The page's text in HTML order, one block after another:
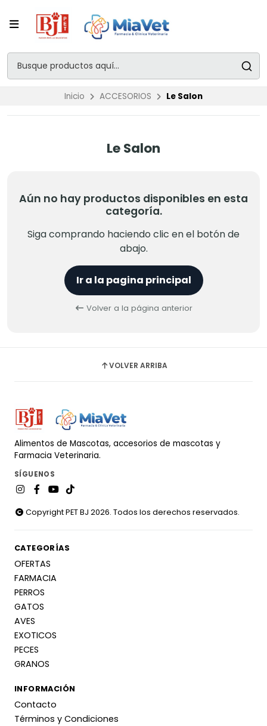
Inicio ACCESORIOS Le Salon
Le Salon
Aún no hay productos disponibles en esta
categoría.
Siga comprando haciendo clic en el botón de
abajo.
Ir a la pagina principal
Volver a la página anterior
VOLVER ARRIBA
Alimentos de Mascotas, accesorios de mascotas y
Farmacia Veterinaria.
SÍGUENOS
Copyright PET BJ 2026. Todos los derechos reservados.
CATEGORÍAS
OFERTAS
FARMACIA
PERROS
GATOS
AVES
EXOTICOS
PECES
GRANOS
INFORMACIÓN
Contacto
Términos y Condiciones